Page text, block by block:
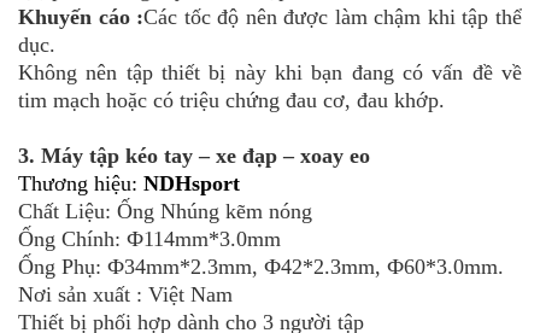
Khuyến cáo :Các tốc độ nên được làm chậm khi tập thể
dục.
Không nên tập thiết bị này khi bạn đang có vấn đề về
tim mạch hoặc có triệu chứng đau cơ, đau khớp.
3. Máy tập kéo tay – xe đạp – xoay eo
Thương hiệu: NDHsport
Chất Liệu: Ống Nhúng kẽm nóng
Ống Chính: Ф114mm*3.0mm
Ống Phụ: Ф34mm*2.3mm, Ф42*2.3mm, Ф60*3.0mm.
Nơi sản xuất : Việt Nam
Thiết bị phối hợp dành cho 3 người tập